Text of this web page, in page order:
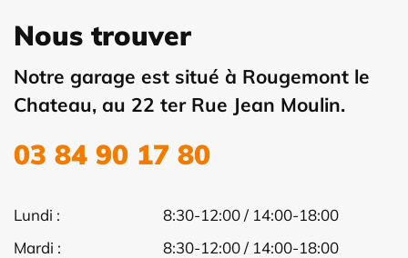
Nous trouver
Notre garage est situé à Rougemont le
Chateau, au 22 ter Rue Jean Moulin.
03 84 90 17 80
Lundi :
8:30-12:00 / 14:00-18:00
Mardi :
8:30-12:00 / 14:00-18:00